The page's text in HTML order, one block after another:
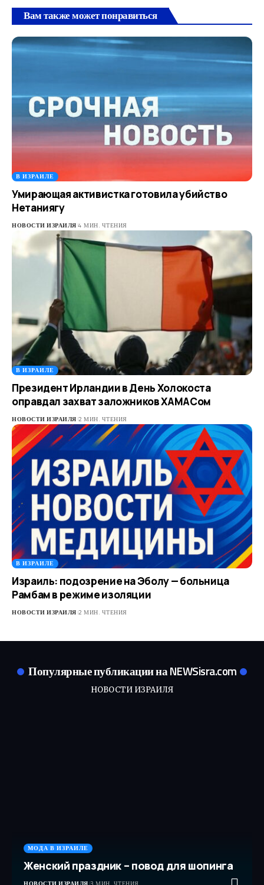
Вам также может понравиться
В ИЗРАИЛЕ
Умирающая активистка готовила убийство
Нетаниягу
НОВОСТИ ИЗРАИЛЯ 4 МИН. ЧТЕНИЯ
В ИЗРАИЛЕ
Президент Ирландии в День Холокоста
оправдал захват заложников ХАМАСом
НОВОСТИ ИЗРАИЛЯ 2 МИН. ЧТЕНИЯ
В ИЗРАИЛЕ
Израиль: подозрение на Эболу — больница
Рамбам в режиме изоляции
НОВОСТИ ИЗРАИЛЯ 2 МИН. ЧТЕНИЯ
Популярные публикации на NEWSisra.com
НОВОСТИ ИЗРАИЛЯ
МОДА В ИЗРАИЛЕ
Женский праздник – повод для шопинга